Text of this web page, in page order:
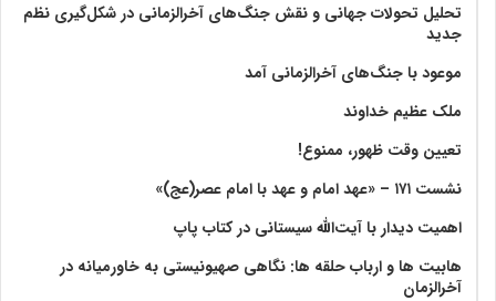
تحلیل تحولات جهانی و نقش جنگ‌های آخرالزمانی در شکل‌گیری نظم
جدید
موعود با جنگ‌های آخرالزمانی آمد
ملک عظیم خداوند
تعیین وقت ظهور، ممنوع!
نشست ۱۷۱ – «عهد امام و عهد با امام عصر(عج)»
اهمیت دیدار با آیت‌الله سیستانی در کتاب پاپ
هابیت ها و ارباب حلقه ها: نگاهی صهیونیستی به خاورمیانه در
آخرالزمان